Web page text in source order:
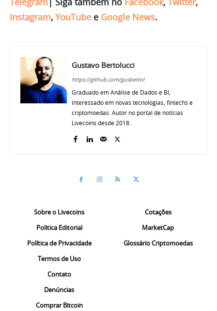
Instagram, YouTube e Google News.
Gustavo Bertolucci
https://github.com/gusbertol
Graduado em Análise de Dados e BI,
interessado em novas tecnologias, fintechs e
criptomoedas. Autor no portal de notícias
Livecoins desde 2018.
Sobre o Livecoins
Politica Editorial
Política de Privacidade
Termos de Uso
Contato
Denúncias
Comprar Bitcoin
Cotações
MarketCap
Glossário Criptomoedas